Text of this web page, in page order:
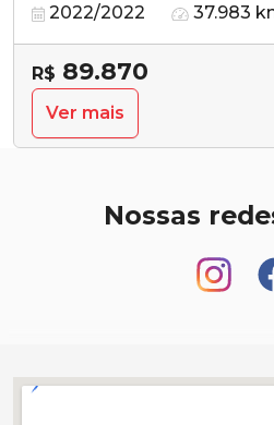
2022/2022 37.983
R$ 89.870
Ver mais
Nossas